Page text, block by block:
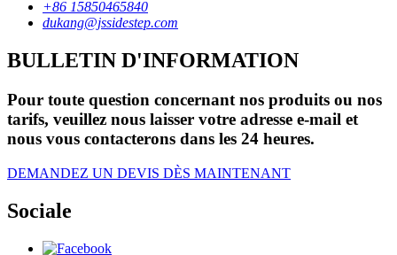
+86 15850465840
dukang@jssidestep.com
BULLETIN D'INFORMATION
Pour toute question concernant nos produits ou nos
tarifs, veuillez nous laisser votre adresse e-mail et
nous vous contacterons dans les 24 heures.
DEMANDEZ UN DEVIS DÈS MAINTENANT
Sociale